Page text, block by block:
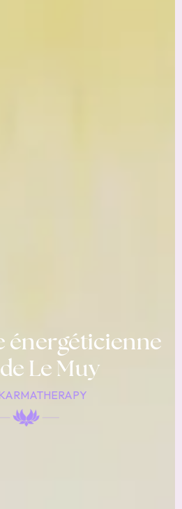
énergéticienne
Le Muy